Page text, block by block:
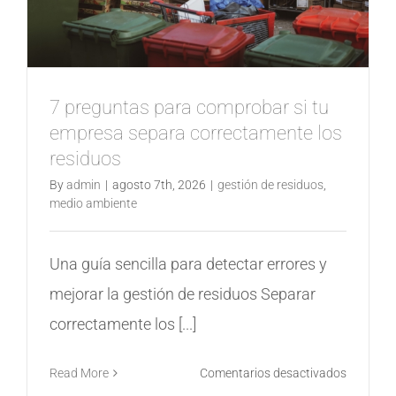
7 preguntas para comprobar si tu
empresa separa correctamente los
residuos
Byadmin | agosto 7th, 2026 | gestión de residuos
medio ambiente
Una guía sencilla para detectar errores y
mejorar la gestión de residuos Separar
correctamente los [...]
Read More Comentarios desactivadosen